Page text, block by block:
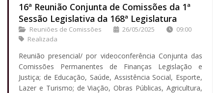
16ª Reunião Conjunta de Comissões da 1ª
Sessão Legislativa da 168ª Legislatura
Reuniões de Comissões 26/05/2025
09:00
Realizada
Reunião presencial/ por videoconferência Conjunta das
Comissões Permanentes de Finanças Legislação e
Justiça; de Educação, Saúde, Assistência Social, Esporte,
Lazer e Turismo; de Viação, Obras Públicas, Agricultura,